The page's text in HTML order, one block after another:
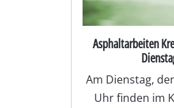
Asphaltarbeiten
Am Dienstag,
Uhr finden im